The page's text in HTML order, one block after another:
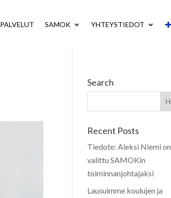
PALVELUT SAMOK YHTEYSTIEDOT
Search
Recent Posts
Tiedote: Aleksi Niemi on
valittu SAMOKin
toiminnanjohtajaksi
Lausuimme koulujen ja